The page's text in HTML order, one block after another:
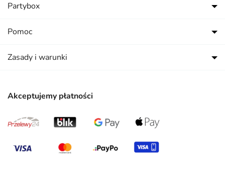
Akceptujemy płatności
Partybox
Pomoc
Zasady i warunki